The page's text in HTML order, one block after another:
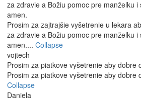
za zdravie a Božiu pomoc pre manželku i
amen.
Prosim za zajtrajšie vyšetrenie u lekara
za zdravie a Božiu pomoc pre manželku i
amen.... Collapse
vojtech
Prosim za piatkove vyšetrenie aby dobre
Prosim za piatkove vyšetrenie aby dobre
Collapse
Daniela